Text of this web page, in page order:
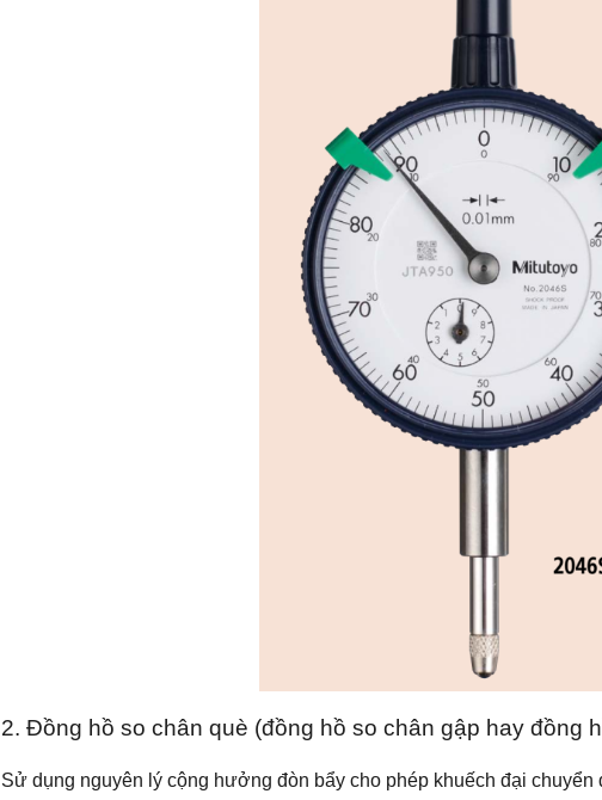
2. Đồng hồ so chân què (đồng hồ so chân gập hay đồng
Sử dụng nguyên lý cộng hưởng đòn bẩy cho phép khuếch đại